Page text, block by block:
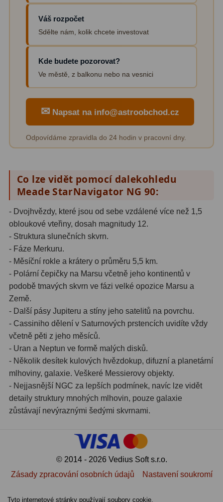
Váš rozpočet
Sdělte nám, kolik chcete investovat
Kde budete pozorovat?
Ve městě, z balkonu nebo na vesnici
✉ Napsat na info@astroobchod.cz
Odpovídáme zpravidla do 24 hodin v pracovní dny.
Co lze vidět pomocí dalekohledu
Meade StarNavigator NG 90:
- Dvojhvězdy, které jsou od sebe vzdálené více než 1,5
obloukové vteřiny, dosah magnitudy 12.
- Struktura slunečních skvrn.
- Fáze Merkuru.
- Měsíční rokle a krátery o průměru 5,5 km.
- Polární čepičky na Marsu včetně jeho kontinentů v
podobě tmavých skvrn ve fázi velké opozice Marsu a
Země.
- Další pásy Jupiteru a stíny jeho satelitů na povrchu.
- Cassiniho dělení v Saturnových prstencích uvidíte vždy
včetně pěti z jeho měsíců.
- Uran a Neptun ve formě malých disků.
- Několik desítek kulových hvězdokup, difuzní a planetární
mlhoviny, galaxie. Veškeré Messierovy objekty.
- Nejjasnější NGC za lepších podmínek, navíc lze vidět
detaily struktury mnohých mlhovin, pouze galaxie
zůstávají nevýraznými šedými skvrnami.
© 2014 - 2026 Vedius Soft s.r.o.
Zásady zpracování osobních údajů
Nastavení soukromí
Tyto internetové stránky používají soubory cookie.